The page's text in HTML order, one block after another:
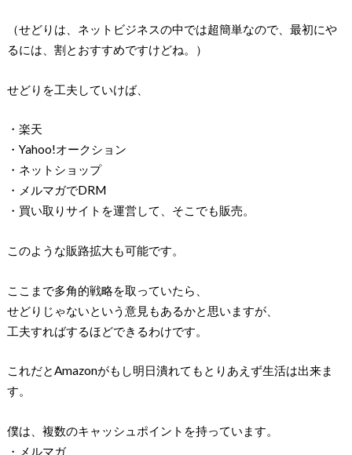
（せどりは、ネットビジネスの中では超簡単なので、最初にや
るには、割とおすすめですけどね。）
せどりを工夫していけば、
・楽天
・Yahoo!オークション
・ネットショップ
・メルマガでDRM
・買い取りサイトを運営して、そこでも販売。
このような販路拡大も可能です。
ここまで多角的戦略を取っていたら、
せどりじゃないという意見もあるかと思いますが、
工夫すればするほどできるわけです。
これだとAmazonがもし明日潰れてもとりあえず生活は出来ま
す。
僕は、複数のキャッシュポイントを持っています。
・メルマガ